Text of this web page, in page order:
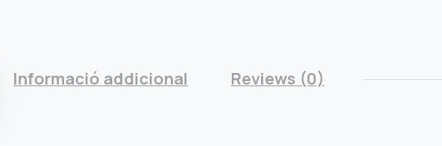
Informació addicional Reviews (0)